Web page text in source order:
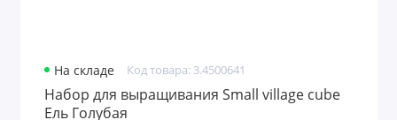
Таблетницы
Товары для детей
На складе Код товара: 3.4500641
Набор для выращивания Small village cube
Ель Голубая